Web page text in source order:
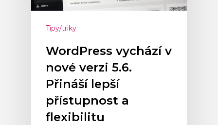
Tipy/triky
WordPress vychází v
nové verzi 5.6.
Přináší lepší
přístupnost a
flexibilitu